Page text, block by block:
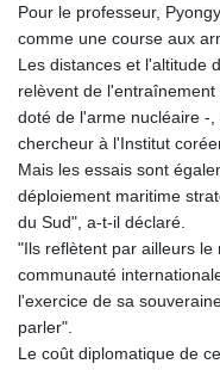
Pour le professeur,
comme une course aux
Les distances et l'altitude
relèvent de
doté de l'arme nucléaire -,
chercheur à l'Institut
Mais les essais sont
déploiement maritime
du Sud", a-t-il déclaré.
"Ils reflètent par ailleurs le
communauté
l'exercice de sa
parler".
Le coût diplomatique de